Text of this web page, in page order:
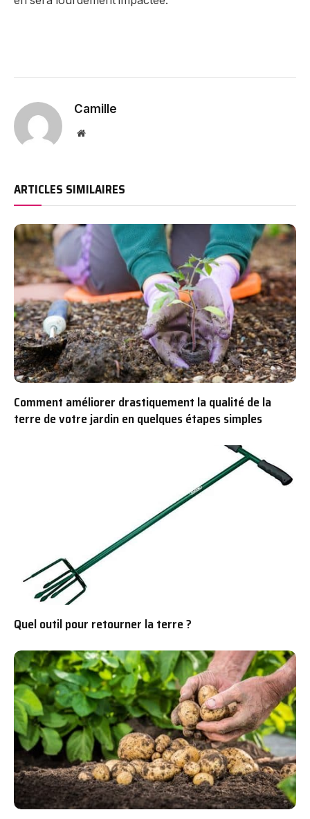
Camille
Website
ARTICLES SIMILAIRES
Comment améliorer drastiquement la qualité de la
terre de votre jardin en quelques étapes simples
Quel outil pour retourner la terre ?